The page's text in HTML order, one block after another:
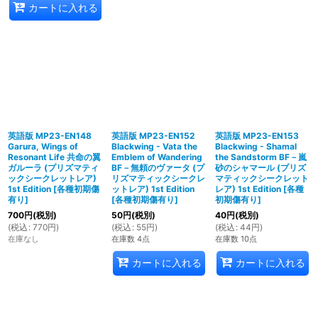
カートに入れる
英語版 MP23-EN148
Garura, Wings of
Resonant Life 共命の翼
ガルーラ (プリズマティ
ックシークレットレア)
1st Edition [各種初期傷
有り]
700円(税別)
(税込 : 770円)
在庫なし
英語版 MP23-EN152
Blackwing - Vata the
Emblem of Wandering
BF－無頼のヴァータ (プ
リズマティックシークレ
ットレア) 1st Edition
[各種初期傷有り]
50円(税別)
(税込 : 55円)
在庫数 4点
カートに入れる
英語版 MP23-EN153
Blackwing - Shamal
the Sandstorm BF－嵐
砂のシャマール (プリズ
マティックシークレット
レア) 1st Edition [各種
初期傷有り]
40円(税別)
(税込 : 44円)
在庫数 10点
カートに入れる